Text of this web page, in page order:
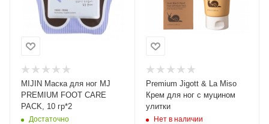
MIJIN Маска для ног MJ
PREMIUM FOOT CARE
PACK, 10 гр*2
Достаточно
Premium Jigott & La Miso
Крем для ног с муцином
улитки
Нет в наличии